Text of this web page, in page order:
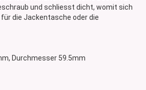
und schliesst dicht, womit sich
die Jackentasche oder die
Durchmesser 59.5mm